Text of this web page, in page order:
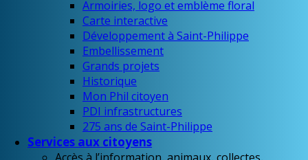
Armoiries, logo et emblème floral
Carte interactive
Développement à Saint-Philippe
Embellissement
Grands projets
Historique
Mon Phil citoyen
PDI infrastructures
275 ans de Saint-Philippe
Services aux citoyens